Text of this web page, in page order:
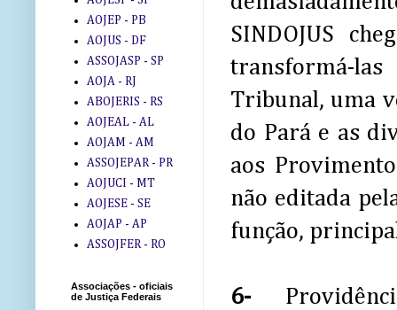
SINDOJUS
transformá-
Tribunal, uma
do Pará e as
aos
não editada
função,
6-
AOJEP - PB
AOJUS - DF
ASSOJASP - SP
AOJA - RJ
ABOJERIS - RS
AOJEAL - AL
AOJAM - AM
ASSOJEPAR - PR
AOJUCI - MT
AOJESE - SE
AOJAP - AP
ASSOJFER - RO
Associações - oficiais
de Justiça Federais